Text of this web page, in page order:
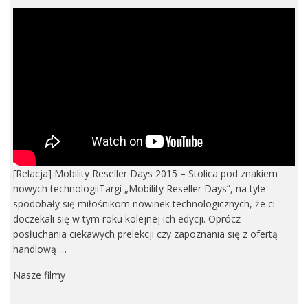
[Relacja] Mobility Reseller Days 2015 – Stolica pod znakiem
nowych technologiiTargi „Mobility Reseller Days”, na tyle
spodobały się miłośnikom nowinek technologicznych, że ci
doczekali się w tym roku kolejnej ich edycji. Oprócz
posłuchania ciekawych prelekcji czy zapoznania się z ofertą
handlową …
Nasze filmy